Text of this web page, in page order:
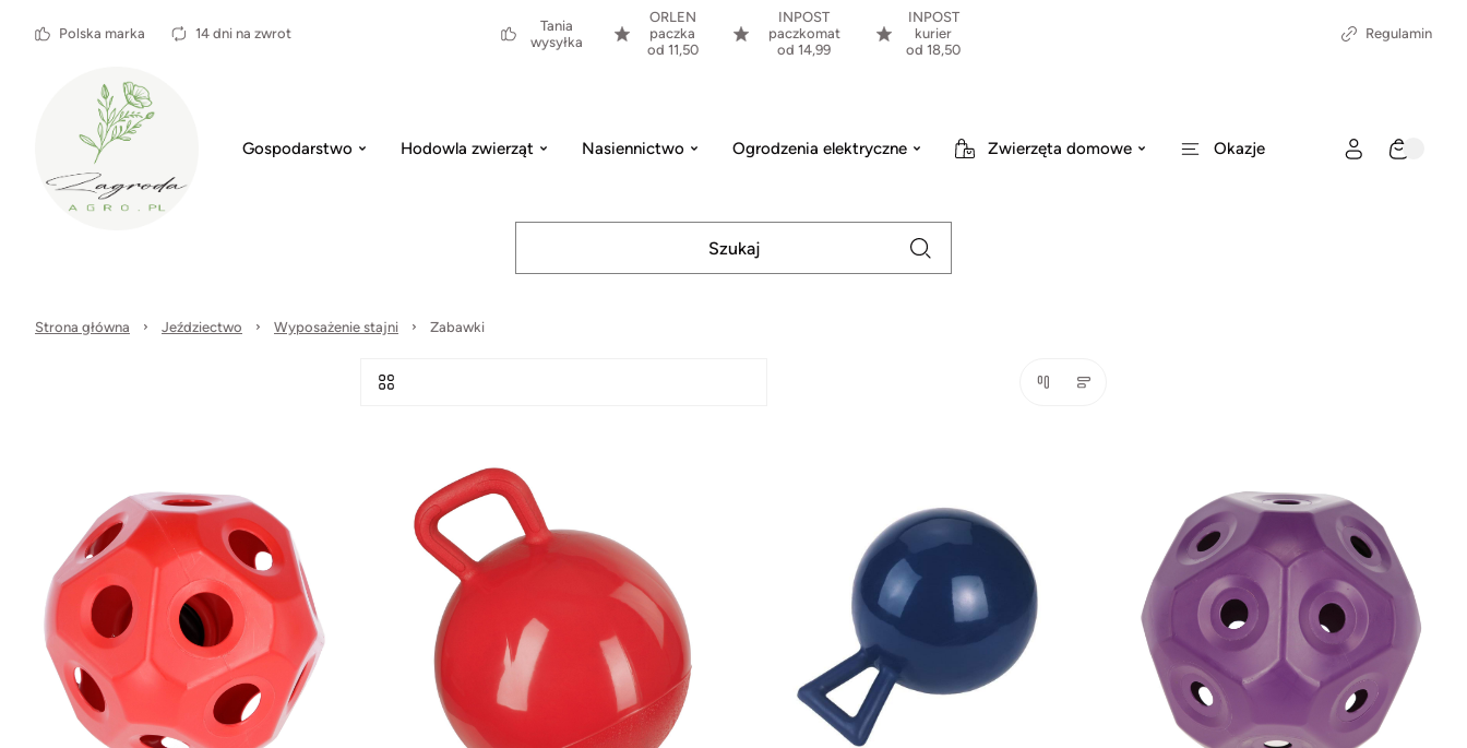
Polska marka 14 dni na zwrot
Tania
wysyłka
ORLEN
paczka
od 11,50
INPOST
paczkomat
od 14,99
INPOST
kurier
od 18,50
Regulamin
Gospodarstwo Hodowla zwierząt Nasiennictwo Ogrodzenia elektryczne Zwierzęta domowe Okazje
Strona główna Jeździectwo Wyposażenie stajni Zabawki